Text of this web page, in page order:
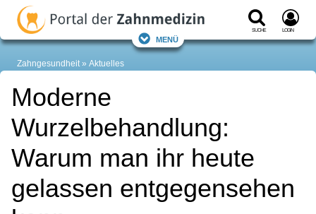
Suche Login
Menü
Zahngesundheit Aktuelles
Moderne
Wurzelbehandlung:
Warum man ihr heute
gelassen entgegensehen